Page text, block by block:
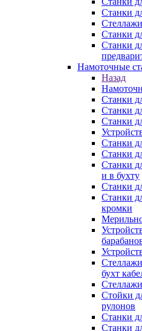
Станки
Станки
Станки
Намоточные
Назад
Станки
Станки
Станки
Станки
Станки
Станки
и в бухту
Станки
Станки
кромки
бухт
Стойки
рулонов
Станки
Станки